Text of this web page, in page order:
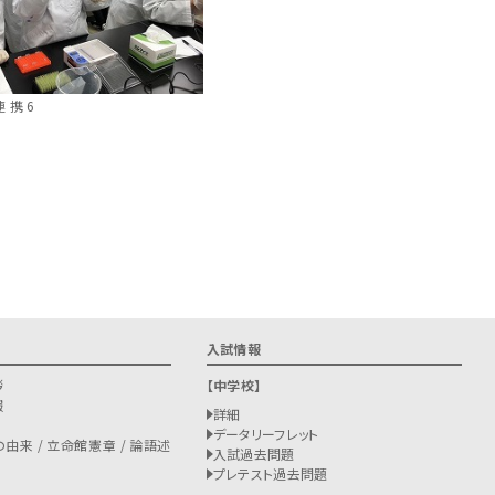
携6
由来 / 立命館憲章 / 論語述
入試情報
中学校
詳細
データリーフレット
入試過去問題
プレテスト過去問題